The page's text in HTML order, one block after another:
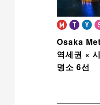
Osaka
역세권 ×
명소 6선